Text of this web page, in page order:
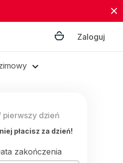
Zaloguj
pierwszy dzień
płacisz za dzień!
zakończenia